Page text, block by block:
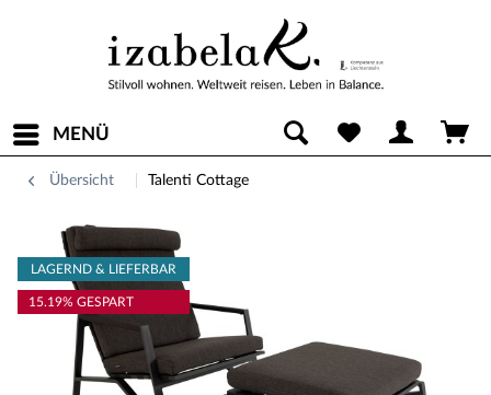
MENÜ
Übersicht Talenti Cottage
LAGERND & LIEFERBAR
15.19% GESPART